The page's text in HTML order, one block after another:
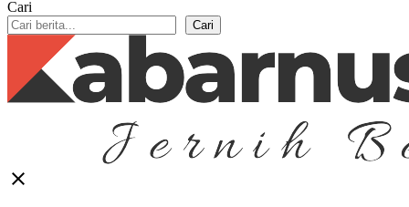
Cari
Cari
close